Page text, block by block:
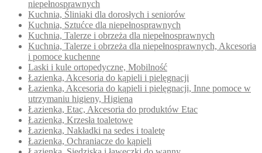
niepełnosprawnych
Kuchnia, Śliniaki dla dorosłych i seniorów
Kuchnia, Sztućce dla niepełnosprawnych
Kuchnia, Talerze i obrzeża dla niepełnosprawnych
Kuchnia, Talerze i obrzeża dla niepełnosprawnych, Akcesoria
i pomoce kuchenne
Laski i kule ortopedyczne, Mobilność
Łazienka, Akcesoria do kąpieli i pielęgnacji
Łazienka, Akcesoria do kąpieli i pielęgnacji, Inne pomoce w
utrzymaniu higieny, Higiena
Łazienka, Etac, Akcesoria do produktów Etac
Łazienka, Krzesła toaletowe
Łazienka, Nakładki na sedes i toaletę
Łazienka, Ochraniacze do kąpieli